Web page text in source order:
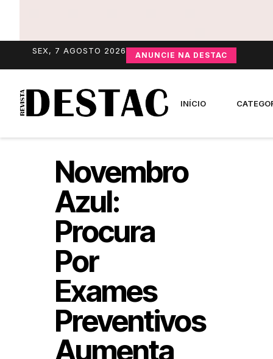
SEX, 7 AGOSTO 2026 ANUNCIE NA DESTAC
INÍCIO
Novembro
Azul:
Procura
Por
Exames
Preventivos
Aumenta